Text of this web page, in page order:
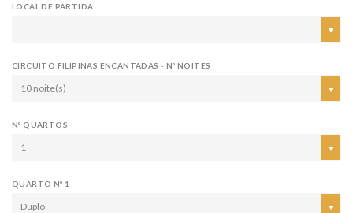
LOCAL DE PARTIDA
CIRCUITO FILIPINAS ENCANTADAS - Nº NOITES
10 noite(s)
Nº QUARTOS
1
QUARTO Nº 1
Duplo